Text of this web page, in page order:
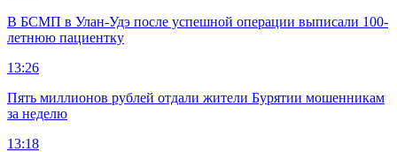
В БСМП в Улан-Удэ после успешной операции выписали 100-
летнюю пациентку
13:26
Пять миллионов рублей отдали жители Бурятии мошенникам
за неделю
13:18